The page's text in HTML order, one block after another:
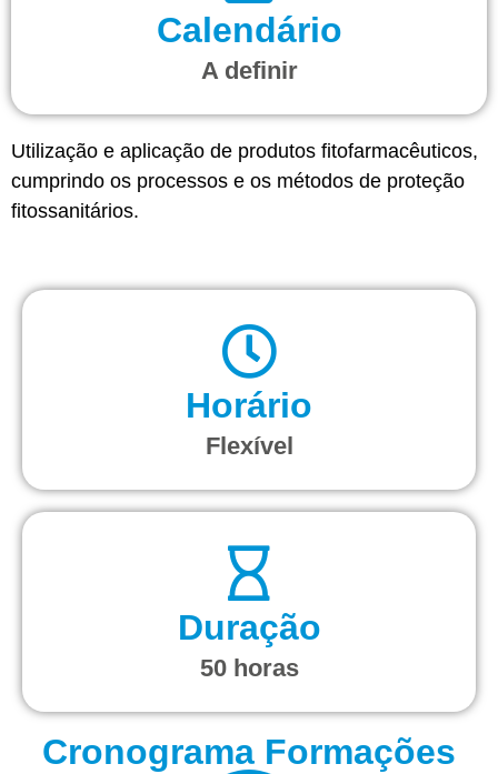
Calendário
A definir
Utilização e aplicação de produtos fitofarmacêuticos,
cumprindo os processos e os métodos de proteção
fitossanitários.
Horário
Flexível
Duração
50 horas
Cronograma Formações